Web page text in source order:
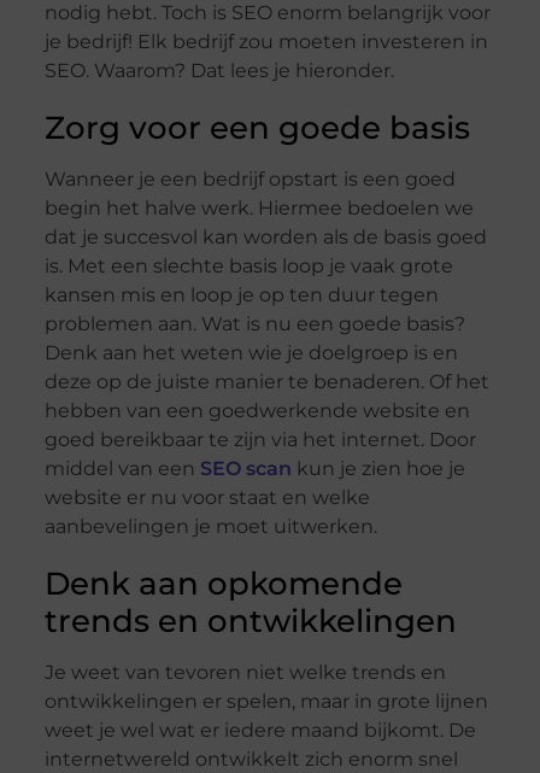
nodig hebt. Toch is SEO enorm belangrijk voor
je bedrijf! Elk bedrijf zou moeten investeren in
SEO. Waarom? Dat lees je hieronder.
Zorg voor een goede basis
Wanneer je een bedrijf opstart is een goed
begin het halve werk. Hiermee bedoelen we
dat je succesvol kan worden als de basis goed
is. Met een slechte basis loop je vaak grote
kansen mis en loop je op ten duur tegen
problemen aan. Wat is nu een goede basis?
Denk aan het weten wie je doelgroep is en
deze op de juiste manier te benaderen. Of het
hebben van een goedwerkende website en
goed bereikbaar te zijn via het internet. Door
middel van een SEO scan kun je zien hoe je
website er nu voor staat en welke
aanbevelingen je moet uitwerken.
Denk aan opkomende
trends en ontwikkelingen
Je weet van tevoren niet welke trends en
ontwikkelingen er spelen, maar in grote lijnen
weet je wel wat er iedere maand bijkomt. De
internetwereld ontwikkelt zich enorm snel